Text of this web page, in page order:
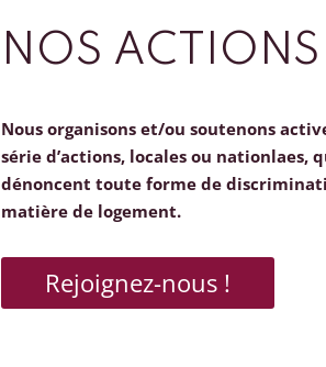
NOS ACTIONS
Nous organisons et/ou soutenons
série d’actions, locales ou nationlaes,
dénoncent toute forme de
matière de logement.
Rejoignez-nous !